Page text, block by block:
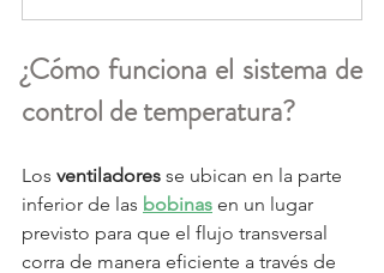
¿Cómo funciona el sistema de
control de temperatura?
Los ventiladores se ubican en la parte
inferior de las bobinas en un lugar
previsto para que el flujo transversal
corra de manera eficiente a través de